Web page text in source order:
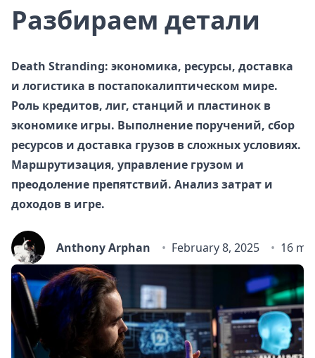
Разбираем детали
Death Stranding: экономика, ресурсы, доставка
и логистика в постапокалиптическом мире.
Роль кредитов, лиг, станций и пластинок в
экономике игры. Выполнение поручений, сбор
ресурсов и доставка грузов в сложных условиях.
Маршрутизация, управление грузом и
преодоление препятствий. Анализ затрат и
доходов в игре.
Anthony Arphan February 8, 2025 16